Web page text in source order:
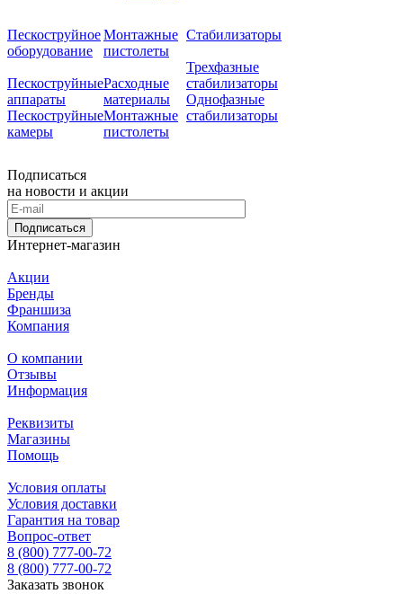
Пескоструйное
оборудование
Пескоструйные
аппараты
Пескоструйные
камеры
Монтажные
пистолеты
Расходные
материалы
Монтажные
пистолеты
Стабилизаторы
Трехфазные
стабилизаторы
Однофазные
стабилизаторы
Подписаться
на новости и акции
Подписаться
Интернет-магазин
Акции
Бренды
Франшиза
Компания
О компании
Отзывы
Информация
Реквизиты
Магазины
Помощь
Условия оплаты
Условия доставки
Гарантия на товар
Вопрос-ответ
8 (800) 777-00-72
8 (800) 777-00-72
Заказать звонок